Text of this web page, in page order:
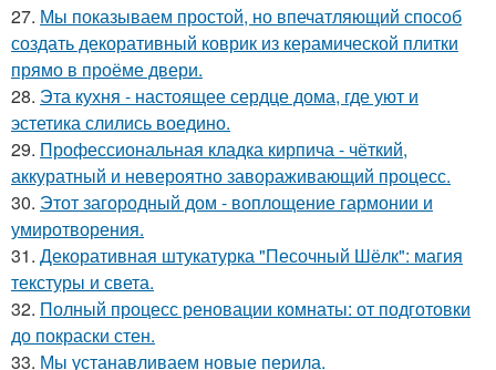
27. Мы показываем простой, но впечатляющий способ
создать декоративный коврик из керамической плитки
прямо в проёме двери.
28. Эта кухня - настоящее сердце дома, где уют и
эстетика слились воедино.
29. Профессиональная кладка кирпича - чёткий,
аккуратный и невероятно завораживающий процесс.
30. Этот загородный дом - воплощение гармонии и
умиротворения.
31. Декоративная штукатурка "Песочный Шёлк": магия
текстуры и света.
32. Полный процесс реновации комнаты: от подготовки
до покраски стен.
33. Мы устанавливаем новые перила.